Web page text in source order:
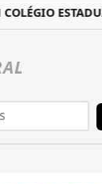
ESTADUAL